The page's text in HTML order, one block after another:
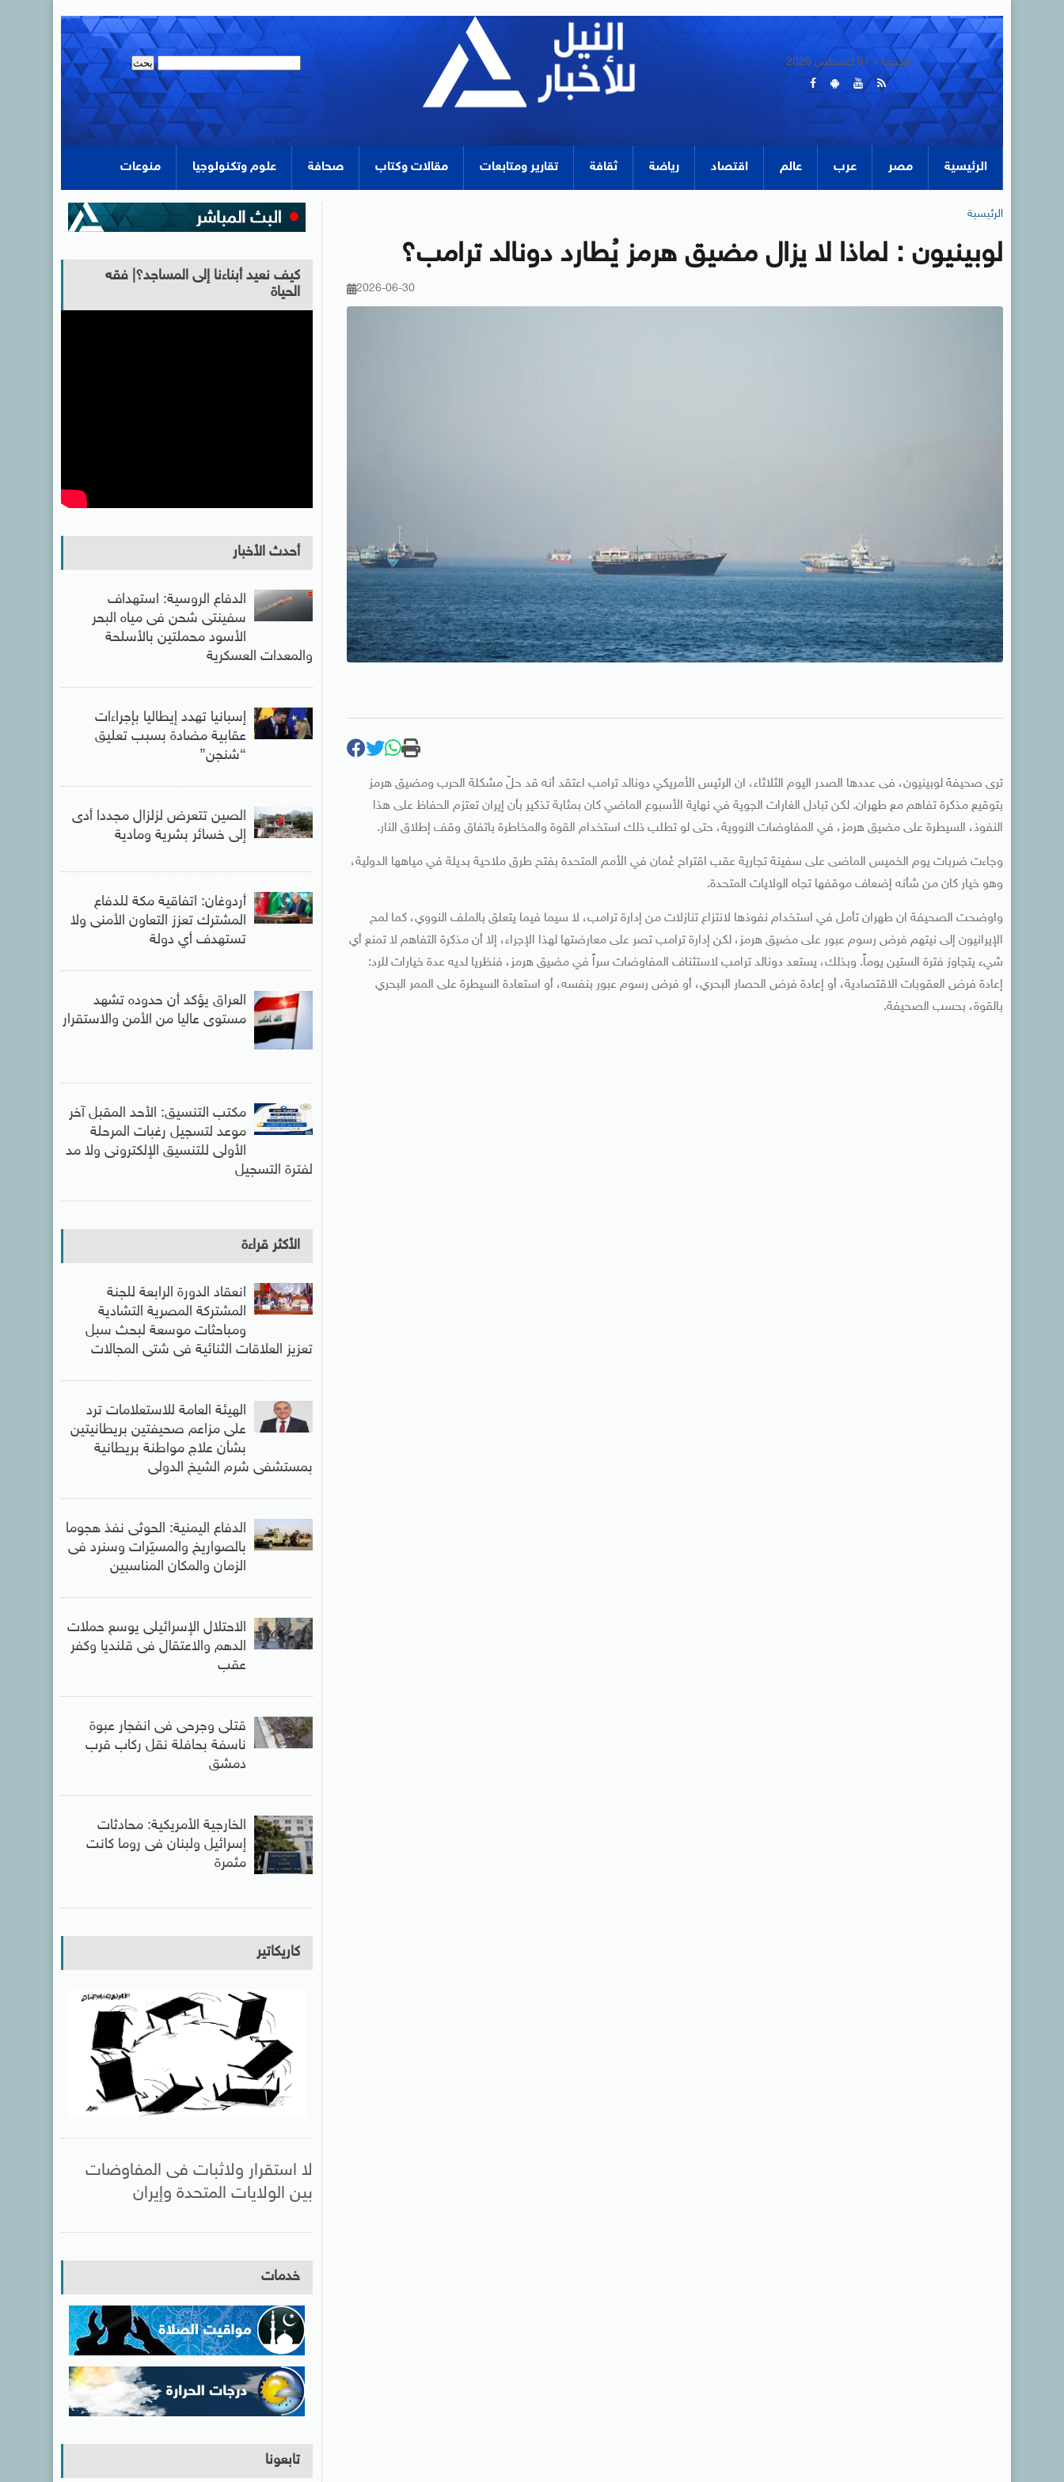
الجمعة - 07 أغسطس 2026
الرئيسية مصر عرب عالم اقتصاد رياضة ثقافة تقارير ومتابعات مقالات وكتاب صحافة علوم وتكنولوجيا منوعات
الرئيسية
لوبينيون : لماذا لا يزال مضيق هرمز يُطارد دونالد ترامب؟
2026-06-30
ترى صحيفة لوبينيون، فى عددها الصدر اليوم الثلاثاء، ان الرئيس الأمريكي دونالد ترامب اعتقد أنه قد حلّ مشكلة الحرب ومضيق هرمز
بتوقيع مذكرة تفاهم مع طهران. لكن تبادل الغارات الجوية في نهاية الأسبوع الماضي كان بمثابة تذكير بأن إيران تعتزم الحفاظ على هذا
النفوذ، السيطرة على مضيق هرمز، في المفاوضات النووية، حتى لو تطلب ذلك استخدام القوة والمخاطرة باتفاق وقف إطلاق النار.
وجاءت ضربات يوم الخميس الماضى على سفينة تجارية عقب اقتراح عُمان في الأمم المتحدة بفتح طرق ملاحية بديلة في مياهها الدولية،
وهو خيار كان من شأنه إضعاف موقفها تجاه الولايات المتحدة.
واوضحت الصحيفة ان طهران تأمل في استخدام نفوذها لانتزاع تنازلات من إدارة ترامب، لا سيما فيما يتعلق بالملف النووي، كما لمح
الإيرانيون إلى نيتهم ​​فرض رسوم عبور على مضيق هرمز، لكن إدارة ترامب تصر على معارضتها لهذا الإجراء، إلا أن مذكرة التفاهم لا تمنع أي
شيء يتجاوز فترة الستين يوماً. وبذلك، يستعد دونالد ترامب لاستئناف المفاوضات سراً في مضيق هرمز، فنظريا لديه عدة خيارات للرد: ​​
إعادة فرض العقوبات الاقتصادية، أو إعادة فرض الحصار البحري، أو فرض رسوم عبور بنفسه، أو استعادة السيطرة على الممر البحري
بالقوة، بحسب الصحيفة.
كيف نعيد أبناءنا إلى المساجد؟| فقه
الحياة
أحدث الأخبار
الدفاع الروسية: استهداف
سفينتى شحن فى مياه البحر
الأسود محملتين بالأسلحة
والمعدات العسكرية
إسبانيا تهدد إيطاليا بإجراءات
عقابية مضادة بسبب تعليق
“شنجن”
الصين تتعرض لزلزال مجددا أدى
إلى خسائر بشرية ومادية
أردوغان: اتفاقية مكة للدفاع
المشترك تعزز التعاون الأمنى ولا
تستهدف أي دولة
العراق يؤكد أن حدوده تشهد
مستوى عاليا من الأمن والاستقرار
مكتب التنسيق: الأحد المقبل آخر
موعد لتسجيل رغبات المرحلة
الأولى للتنسيق الإلكترونى ولا مد
لفترة التسجيل
الأكثر قراءة
انعقاد الدورة الرابعة للجنة
المشتركة المصرية التشادية
ومباحثات موسعة لبحث سبل
تعزيز العلاقات الثنائية فى شتى المجالات
الهيئة العامة للاستعلامات ترد
على مزاعم صحيفتين بريطانيتين
بشأن علاج مواطنة بريطانية
بمستشفى شرم الشيخ الدولى
الدفاع اليمنية: الحوثى نفذ هجوما
بالصواريخ والمسيّرات وسنرد فى
الزمان والمكان المناسبين
الاحتلال الإسرائيلى يوسع حملات
الدهم والاعتقال فى قلنديا وكفر
عقب
قتلى وجرحى فى انفجار عبوة
ناسفة بحافلة نقل ركاب قرب
دمشق
الخارجية الأمريكية: محادثات
إسرائيل ولبنان فى روما كانت
مثمرة
كاريكاتير
لا استقرار ولاثبات فى المفاوضات
بين الولايات المتحدة وإيران
خدمات
تابعونا